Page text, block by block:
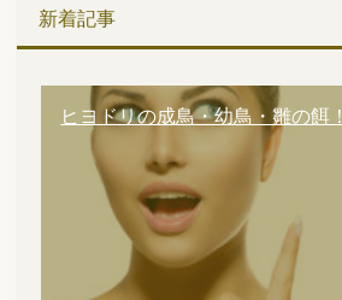
新着記事
ヒヨドリの成鳥・幼鳥・雛の餌！